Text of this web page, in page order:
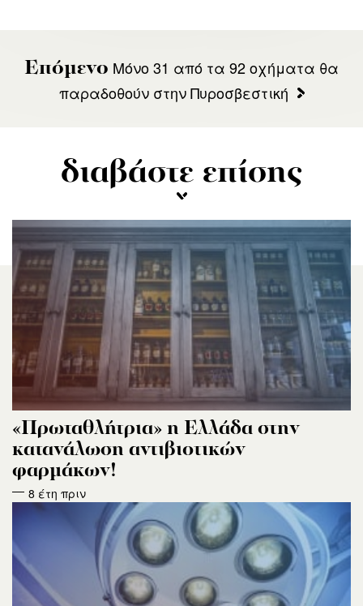
Επόμενο Μόνο 31 από τα 92 οχήματα θα
παραδοθούν στην Πυροσβεστική
διαβάστε επίσης
«Πρωταθλήτρια» η Ελλάδα στην
κατανάλωση αντιβιοτικών
φαρμάκων!
8 έτη πριν